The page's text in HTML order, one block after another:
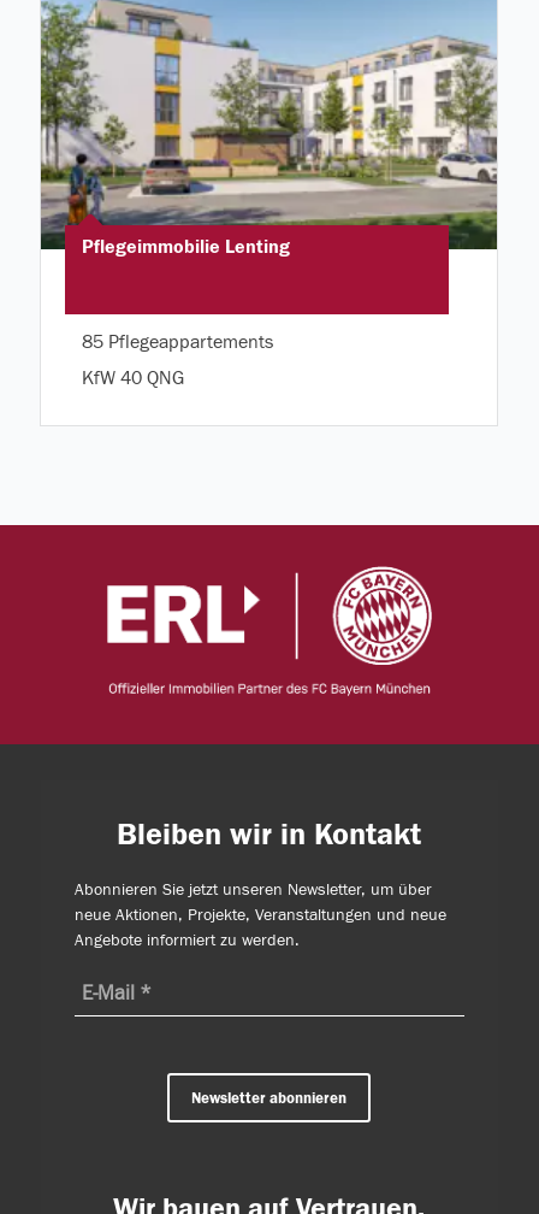
Pflegeimmobilie Lenting
85 Pflegeappartements
KfW 40 QNG
Bleiben wir in Kontakt
Abonnieren Sie jetzt unseren Newsletter, um über
neue Aktionen, Projekte, Veranstaltungen und neue
Angebote informiert zu werden.
Newsletter abonnieren